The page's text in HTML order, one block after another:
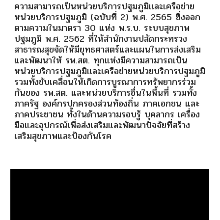
ความสามารถเป็นหน่วยบริการปฐมภูมิและเครือข่าย
หน่วยบริการปฐมภูมิ (ฉบับที่ 2) พ.ศ. 2565 ซึ่งออก
ตามความในมาตรา 30 แห่ง พ.ร.บ. ระบบสุขภาพ
ปฐมภูมิ พ.ศ. 2562 ที่ให้สำนักงานปลัดกระทรวง
สาธารณสุขจัดให้มียุทธศาสตร์และแผนในการส่งเสริม
และพัฒนาให้ รพ.สต. ทุกแห่งมีความสามารถเป็น
หน่วยบริการปฐมภูมิและเครือข่ายหน่วยบริการปฐมภูมิ
รวมทั้งขับเคลื่อนให้เกิดการบูรณาการทรัพยากรร่วม
กันของ รพ.สต. และหน่วยบริการอื่นในพื้นที่ รวมทั้ง
ภาครัฐ องค์กรปกครองส่วนท้องถิ่น ภาคเอกชน และ
ภาคประชาชน ทั้งในด้านความรอบรู้ บุคลากร เครื่อง
มือและอุปกรณ์เพื่อส่งเสริมและพัฒนาปัจจัยที่สร้าง
เสริมสุขภาพและป้องกันโรค